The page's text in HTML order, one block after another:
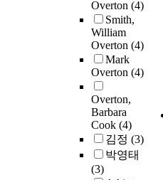
Overton (4)
Smith,
William
Overton (4)
Mark
Overton (4)
Overton,
Barbara
Cook (4)
김정 (3)
박영태
(3)